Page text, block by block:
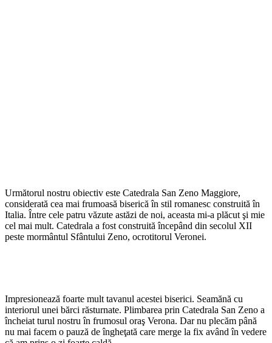
Următorul nostru obiectiv este Catedrala San Zeno Maggiore,
considerată cea mai frumoasă biserică în stil romanesc construită în
Italia. Între cele patru văzute astăzi de noi, aceasta mi-a plăcut şi mie
cel mai mult. Catedrala a fost construită începând din secolul XII
peste mormântul Sfântului Zeno, ocrotitorul Veronei.
Impresionează foarte mult tavanul acestei biserici. Seamănă cu
interiorul unei bărci răsturnate. Plimbarea prin Catedrala San Zeno a
încheiat turul nostru în frumosul oraş Verona. Dar nu plecăm până
nu mai facem o pauză de îngheţată care merge la fix având în vedere